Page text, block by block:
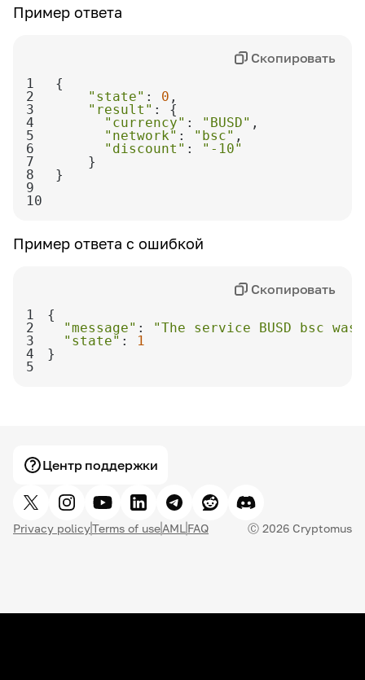
Описание
Пример ответа
1
2
"state" : 0
3
"result"
4
"currency" : "BUSD"
5
"network" : "bsc"
6
"discount" :
"-10"
7
8
9
10
Скопировать
Пример ответа с ошибкой
1
2
"message" :
"The service BUSD bsc
3
"state" :
1
4
5
Скопировать
Центр поддержки
Privacy policyTerms of useAML FAQ Ⓒ 2026 Cryptomus